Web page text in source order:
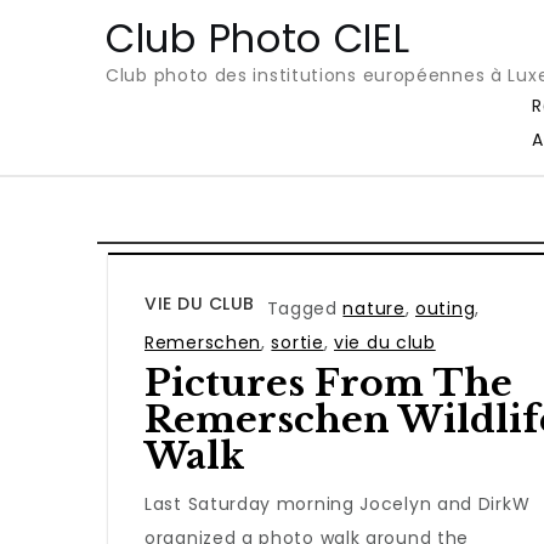
Club Photo CIEL
Club photo des institutions européennes à
VIE DU CLUB Taggednature,outing,
Remerschen,sortie,vie du club
Pictures From The
Remerschen
Walk
Last Saturday morning Jocelyn and DirkW
organized a photo walk around the